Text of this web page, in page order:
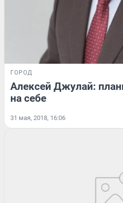
ГОРОД
Алексей Джулай:
на себе
31 мая, 2018, 16:06